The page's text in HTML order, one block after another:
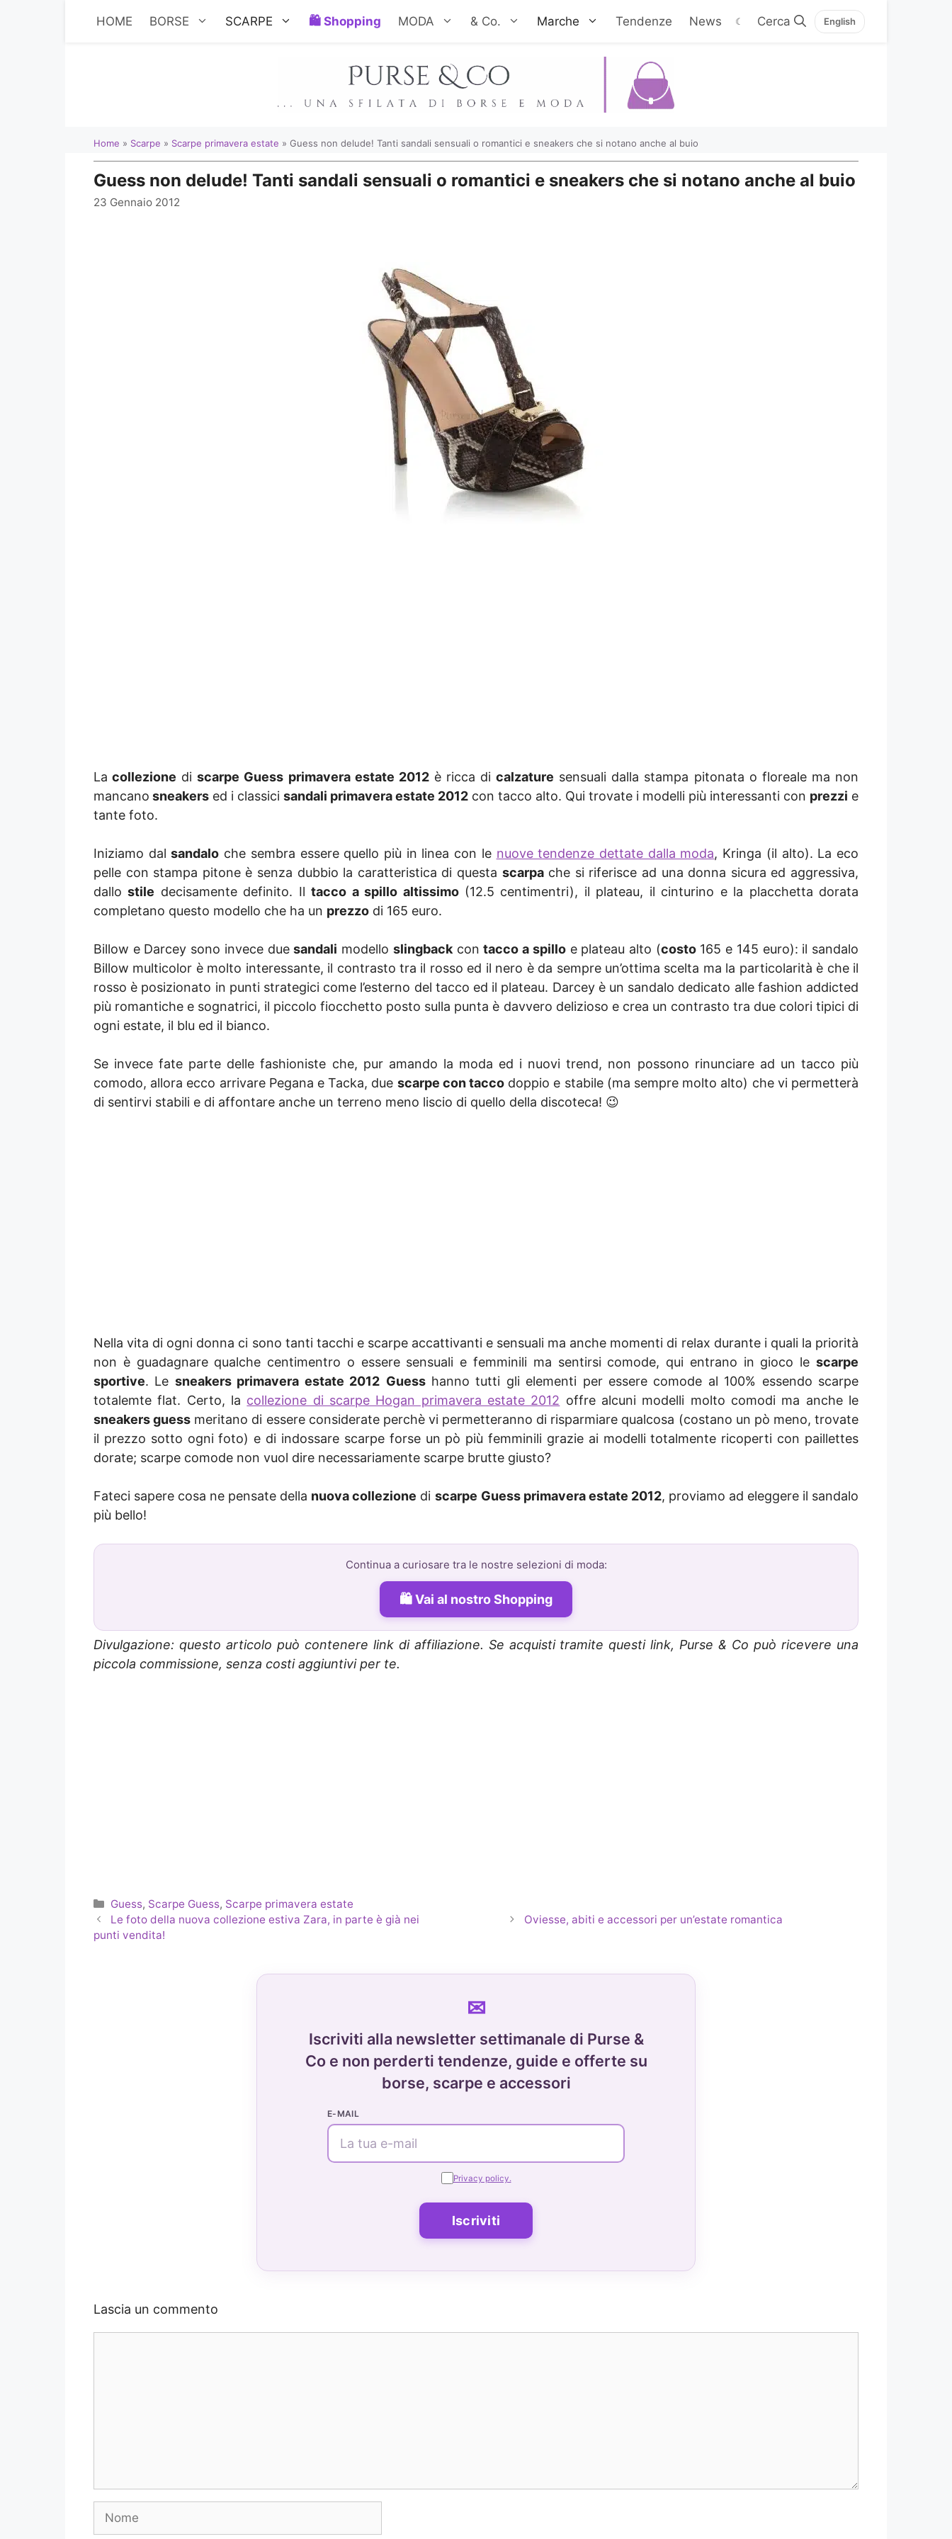
HOME BORSE SCARPE Shopping MODA & Co. Marche Tendenze News ☾ English
Home » Scarpe » Scarpe primavera estate » Guess non delude! Tanti sandali sensuali o romantici e sneakers che si notano anche al buio
Guess non delude! Tanti sandali sensuali o romantici e sneakers che si notano anche al buio
23 Gennaio 2012
La collezione discarpe Guess primavera estate 2012è ricca dicalzature sensuali dalla stampa pitonata o floreale ma non
mancano sneakers ed i classici sandali primavera estate 2012 con tacco alto. Qui trovate i modelli più interessanti con prezzi e
tante foto.
Iniziamo dalsandalo che sembra essere quello più in linea con le nuove tendenze dettate dalla moda, Kringa (il alto). La eco
pelle con stampa pitone è senza dubbio la caratteristica di questa scarpache si riferisce ad una donna sicura ed aggressiva,
dallostile decisamente definito. Iltacco a spillo altissimo(12.5 centimentri), il plateau, il cinturino e la placchetta dorata
completano questo modello che ha un prezzo di 165 euro.
Billow e Darcey sono invece duesandali modello slingbackcontacco a spilloe plateau alto (costo165 e 145 euro): il sandalo
Billow multicolor è molto interessante, il contrasto tra il rosso ed il nero è da sempre un’ottima scelta ma la particolarità è che il
rosso è posizionato in punti strategici come l’esterno del tacco ed il plateau. Darcey è un sandalo dedicato alle fashion addicted
più romantiche e sognatrici, il piccolo fiocchetto posto sulla punta è davvero delizioso e crea un contrasto tra due colori tipici di
ogni estate, il blu ed il bianco.
Se invece fate parte delle fashioniste che, pur amando la moda ed i nuovi trend, non possono rinunciare ad un tacco più
comodo, allora ecco arrivare Pegana e Tacka, due scarpe con tacco doppio e stabile (ma sempre molto alto) che vi permetterà
di sentirvi stabili e di affontare anche un terreno meno liscio di quello della discoteca! 😉
Nella vita di ogni donna ci sono tanti tacchi e scarpe accattivanti e sensuali ma anche momenti di relax durante i quali la priorità
non è guadagnare qualche centimentro o essere sensuali e femminili ma sentirsi comode, qui entrano in gioco le scarpe
sportive. Le sneakers primavera estate 2012 Guesshanno tutti gli elementi per essere comode al 100% essendo scarpe
totalemte flat. Certo, la collezione di scarpe Hogan primavera estate 2012 offre alcuni modelli molto comodi ma anche le
sneakers guess meritano di essere considerate perchè vi permetteranno di risparmiare qualcosa (costano un pò meno, trovate
il prezzo sotto ogni foto) e di indossare scarpe forse un pò più femminili grazie ai modelli totalmente ricoperti con paillettes
dorate; scarpe comode non vuol dire necessariamente scarpe brutte giusto?
Fateci sapere cosa ne pensate della nuova collezione di scarpe Guess primavera estate 2012, proviamo ad eleggere il sandalo
più bello!
Continua a curiosare tra le nostre selezioni di moda:
Vai al nostro Shopping
Divulgazione: questo articolo può contenere link di affiliazione. Se acquisti tramite questi link, Purse & Co può ricevere una
piccola commissione, senza costi aggiuntivi per te.
Categorie
Guess, Scarpe Guess, Scarpe primavera estate
Le foto della nuova collezione estiva Zara, in parte è già nei
punti vendita!
Oviesse, abiti e accessori per un’estate romantica
Iscriviti alla newsletter settimanale di Purse &
Co e non perderti tendenze, guide e offerte su
borse, scarpe e accessori
E-MAIL
Privacy policy.
Lascia un commento
Nome